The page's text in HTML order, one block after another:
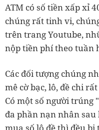
ATM có số tiền xấp xỉ
chúng rất tinh vi,
trên trang Youtube,
nộp tiền phí theo tuần
Các đối tượng chúng
mê cờ bạc, lô, đề chi
Có một số người
đa phần nạn nhân
mua số lô đề thì đều